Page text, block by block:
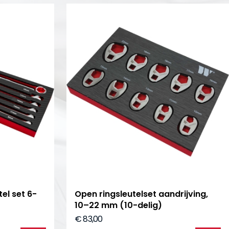
set 6-
Open ringsleutelset aandrijving,
10–22 mm (10-delig)
€ 83,00